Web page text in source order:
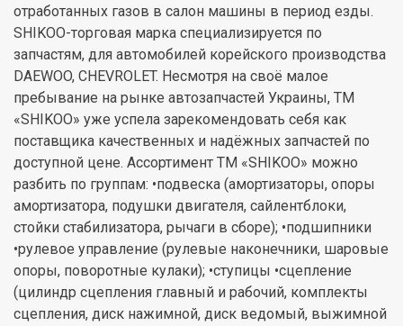
отработанных газов в салон машины в период езды.
SHIKOO-торговая марка специализируется по
запчастям, для автомобилей корейского производства
DAEWOO, CHEVROLET. Несмотря на своё малое
пребывание на рынке автозапчастей Украины, TM
«SHIKOO» уже успела зарекомендовать себя как
поставщика качественных и надёжных запчастей по
доступной цене. Ассортимент TM «SHIKOO» можно
разбить по группам: •подвеска (амортизаторы, опоры
амортизатора, подушки двигателя, сайлентблоки,
стойки стабилизатора, рычаги в сборе); •подшипники
•рулевое управление (рулевые наконечники, шаровые
опоры, поворотные кулаки); •ступицы •сцепление
(цилиндр сцепления главный и рабочий, комплекты
сцепления, диск нажимной, диск ведомый, выжимной